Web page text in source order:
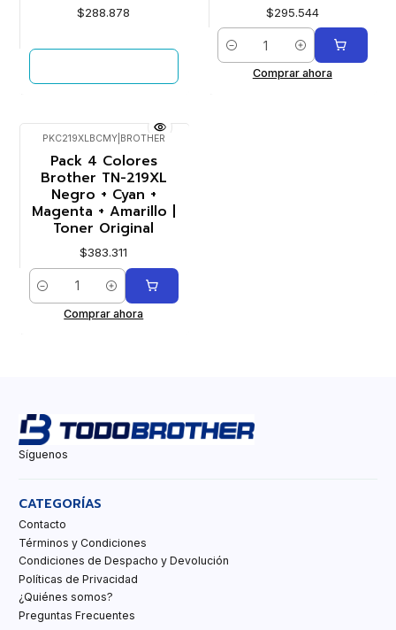
$288.878 $295.544
Cantidad
Comprar ahora
PKC219XLBCMY| BROTHER
Pack 4 Colores
Brother TN-219XL
Negro + Cyan +
Magenta + Amarillo |
Toner Original
$383.311
Cantidad
Comprar ahora
Síguenos
CATEGORÍAS
Contacto
Términos y Condiciones
Condiciones de Despacho y Devolución
Políticas de Privacidad
¿Quiénes somos?
Preguntas Frecuentes